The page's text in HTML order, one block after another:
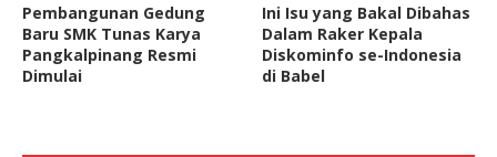
Pembangunan Gedung
Baru SMK Tunas Karya
Pangkalpinang Resmi
Dimulai
Ini Isu yang Bakal Dibahas
Dalam Raker Kepala
Diskominfo se-Indonesia
di Babel